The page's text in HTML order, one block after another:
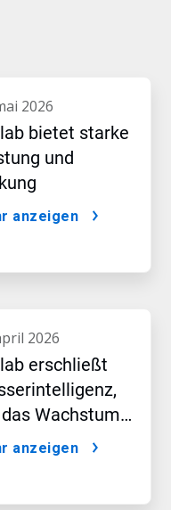
2026
bietet starke
und
anzeigen
2026
erschließt
Wachstum
Zeitalter
anzeigen